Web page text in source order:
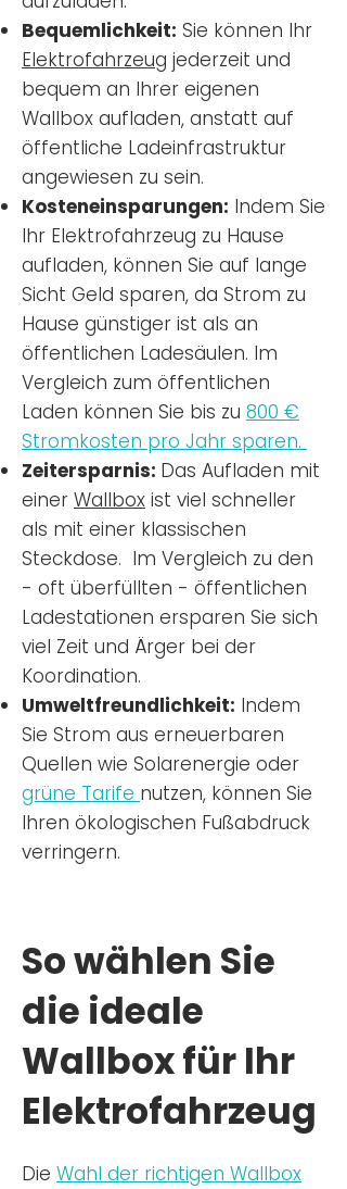
Bequemlichkeit: Sie können Ihr
Elektrofahrzeug jederzeit und
bequem an Ihrer eigenen
Wallbox aufladen, anstatt auf
öffentliche Ladeinfrastruktur
angewiesen zu sein.
Kosteneinsparungen: Indem Sie
Ihr Elektrofahrzeug zu Hause
aufladen, können Sie auf lange
Sicht Geld sparen, da Strom zu
Hause günstiger ist als an
öffentlichen Ladesäulen. Im
Vergleich zum öffentlichen
Laden können Sie bis zu 800 €
Stromkosten pro Jahr sparen.
Zeitersparnis: Das Aufladen mit
einer Wallbox ist viel schneller
als mit einer klassischen
Steckdose. Im Vergleich zu den
- oft überfüllten - öffentlichen
Ladestationen ersparen Sie sich
viel Zeit und Ärger bei der
Koordination.
Umweltfreundlichkeit: Indem
Sie Strom aus erneuerbaren
Quellen wie Solarenergie oder
grüne Tarife nutzen, können Sie
Ihren ökologischen Fußabdruck
verringern.
So wählen Sie
die ideale
Wallbox für Ihr
Elektrofahrzeug
Die Wahl der richtigen Wallbox